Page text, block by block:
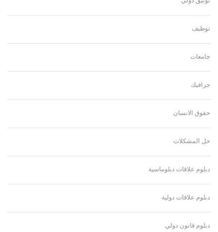
توظيف
جامعات
جرافيك
حقوق الانسان
حل المشكلات
دبلوم علاقات دبلوماسية
دبلوم علاقات دولية
دبلوم قانون دولي